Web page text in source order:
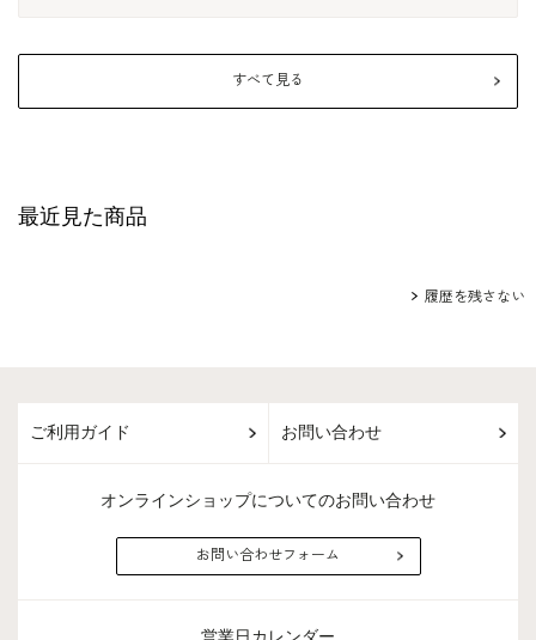
すべて見る
最近見た商品
履歴を残さない
ご利用ガイド お問い合わせ
オンラインショップについてのお問い合わせ
お問い合わせフォーム